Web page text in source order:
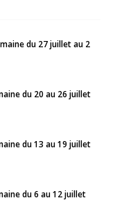
du 27 juillet au 2
du 20 au 26 juillet
du 13 au 19 juillet
du 6 au 12 juillet